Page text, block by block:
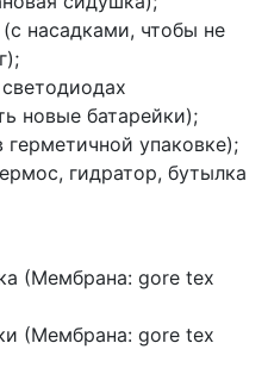
насадками, чтобы не
новые батарейки);
упаковке);
гидратор, бутылка
(Мембрана: gore tex
(Мембрана: gore tex